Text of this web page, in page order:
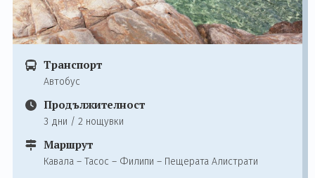
Транспорт
Автобус
Продължителност
3 дни / 2 нощувки
Маршрут
Кавала – Тасос – Филипи – Пещерата Алистрати